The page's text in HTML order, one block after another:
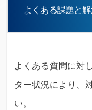
よくある課題と
よくある質問に対
ター状況により、
い。